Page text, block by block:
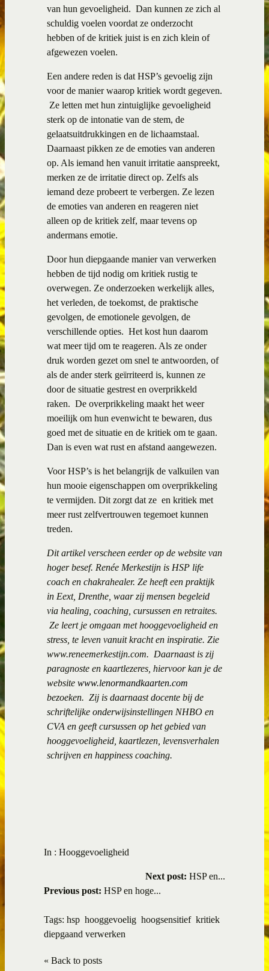
van hun gevoeligheid. Dan kunnen ze zich al
schuldig voelen voordat ze onderzocht
hebben of de kritiek juist is en zich klein of
afgewezen voelen.
Een andere reden is dat HSP’s gevoelig zijn
voor de manier waarop kritiek wordt gegeven.
Ze letten met hun zintuiglijke gevoeligheid
sterk op de intonatie van de stem, de
gelaatsuitdrukkingen en de lichaamstaal.
Daarnaast pikken ze de emoties van anderen
op. Als iemand hen vanuit irritatie aanspreekt,
merken ze de irritatie direct op. Zelfs als
iemand deze probeert te verbergen. Ze lezen
de emoties van anderen en reageren niet
alleen op de kritiek zelf, maar tevens op
andermans emotie.
Door hun diepgaande manier van verwerken
hebben de tijd nodig om kritiek rustig te
overwegen. Ze onderzoeken werkelijk alles,
het verleden, de toekomst, de praktische
gevolgen, de emotionele gevolgen, de
verschillende opties. Het kost hun daarom
wat meer tijd om te reageren. Als ze onder
druk worden gezet om snel te antwoorden, of
als de ander sterk geïrriteerd is, kunnen ze
door de situatie gestrest en overprikkeld
raken. De overprikkeling maakt het weer
moeilijk om hun evenwicht te bewaren, dus
goed met de situatie en de kritiek om te gaan.
Dan is even wat rust en afstand aangewezen.
Voor HSP’s is het belangrijk de valkuilen van
hun mooie eigenschappen om overprikkeling
te vermijden. Dit zorgt dat ze en kritiek met
meer rust zelfvertrouwen tegemoet kunnen
treden.
Dit artikel verscheen eerder op de website van
hoger besef. Renée Merkestijn is HSP life
coach en chakrahealer. Ze heeft een praktijk
in Eext, Drenthe, waar zij mensen begeleid
via healing, coaching, cursussen en retraites.
Ze leert je omgaan met hooggevoeligheid en
stress, te leven vanuit kracht en inspiratie. Zie
www.reneemerkestijn.com. Daarnaast is zij
paragnoste en kaartlezeres, hiervoor kan je de
website www.lenormandkaarten.com
bezoeken. Zij is daarnaast docente bij de
schriftelijke onderwijsinstellingen NHBO en
CVA en geeft cursussen op het gebied van
hooggevoeligheid, kaartlezen, levensverhalen
schrijven en happiness coaching.
In : Hooggevoeligheid
Next post: HSP en...
Previous post: HSP en hoge...
Tags: hsp hooggevoelig hoogsensitief kritiek
diepgaand verwerken
« Back to posts